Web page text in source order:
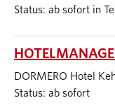
Status: ab sofort in
DORMERO Hotel
Status: ab sofort